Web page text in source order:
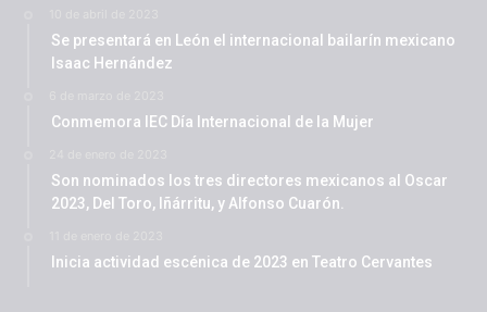
Se presentará en León el internacional bailarín mexicano
Isaac Hernández
Conmemora IEC Día Internacional de la Mujer
Son nominados los tres directores mexicanos al Oscar
2023, Del Toro, Iñárritu, y Alfonso Cuarón.
Inicia actividad escénica de 2023 en Teatro Cervantes